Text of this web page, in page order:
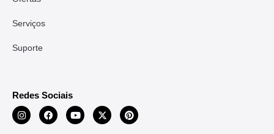
Serviços
Suporte
Redes Sociais